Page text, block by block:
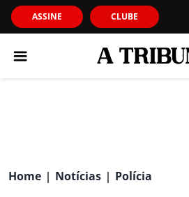
ASSINE CLUBE
Home | Notícias | Polícia